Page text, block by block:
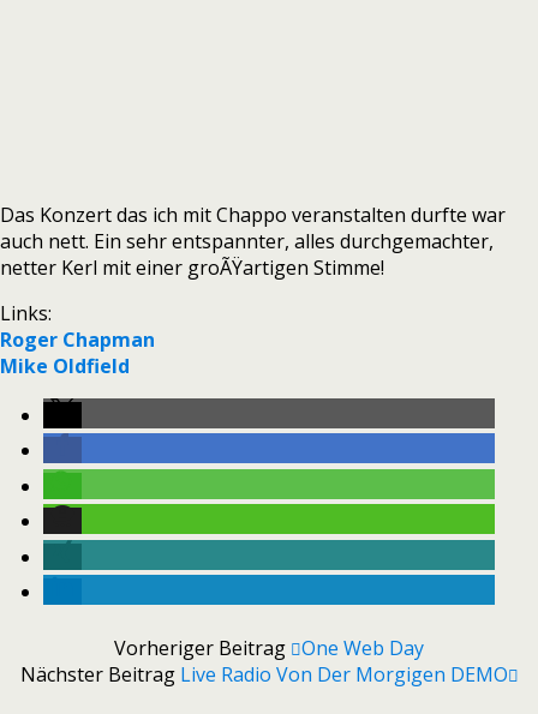
Das Konzert das ich mit Chappo veranstalten durfte war
auch nett. Ein sehr entspannter, alles durchgemachter,
netter Kerl mit einer groÃŸartigen Stimme!
Links:
Roger Chapman
Mike Oldfield
Vorheriger Beitrag One Web Day
Nächster Beitrag Live Radio Von Der Morgigen DEMO